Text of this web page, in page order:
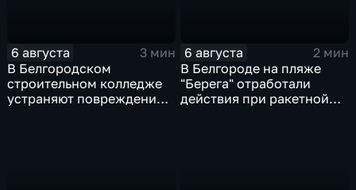
6 августа
3 мин
В Белгородском
строительном колледже
устраняют повреждения
6 августа
2 мин
В Белгороде на пляже
"Берега" отработали
действия при ракетной